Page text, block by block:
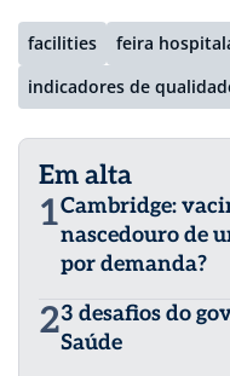
facilities feira
indicadores de
Em alta
1Cambridge:
nascedouro de
por demanda?
23 desafios do
Saúde